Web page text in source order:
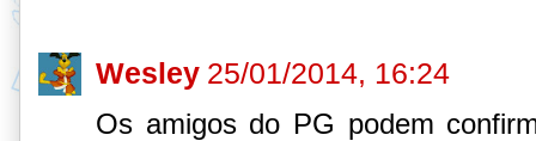
Wesley 25/01/2014, 16:24
Os amigos do PG podem